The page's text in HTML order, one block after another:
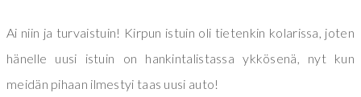
Ai niin ja turvaistuin! Kirpun istuin oli tietenkin kolarissa, joten
hänelle uusi istuin on hankintalistassa ykkösenä, nyt kun
meidän pihaan ilmestyi taas uusi auto!